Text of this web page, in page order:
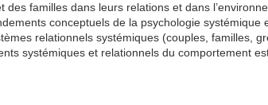
familles dans leurs relations et dans
conceptuels de la psychologie systémique
relationnels systémiques (couples, familles,
systémiques et relationnels du comportement